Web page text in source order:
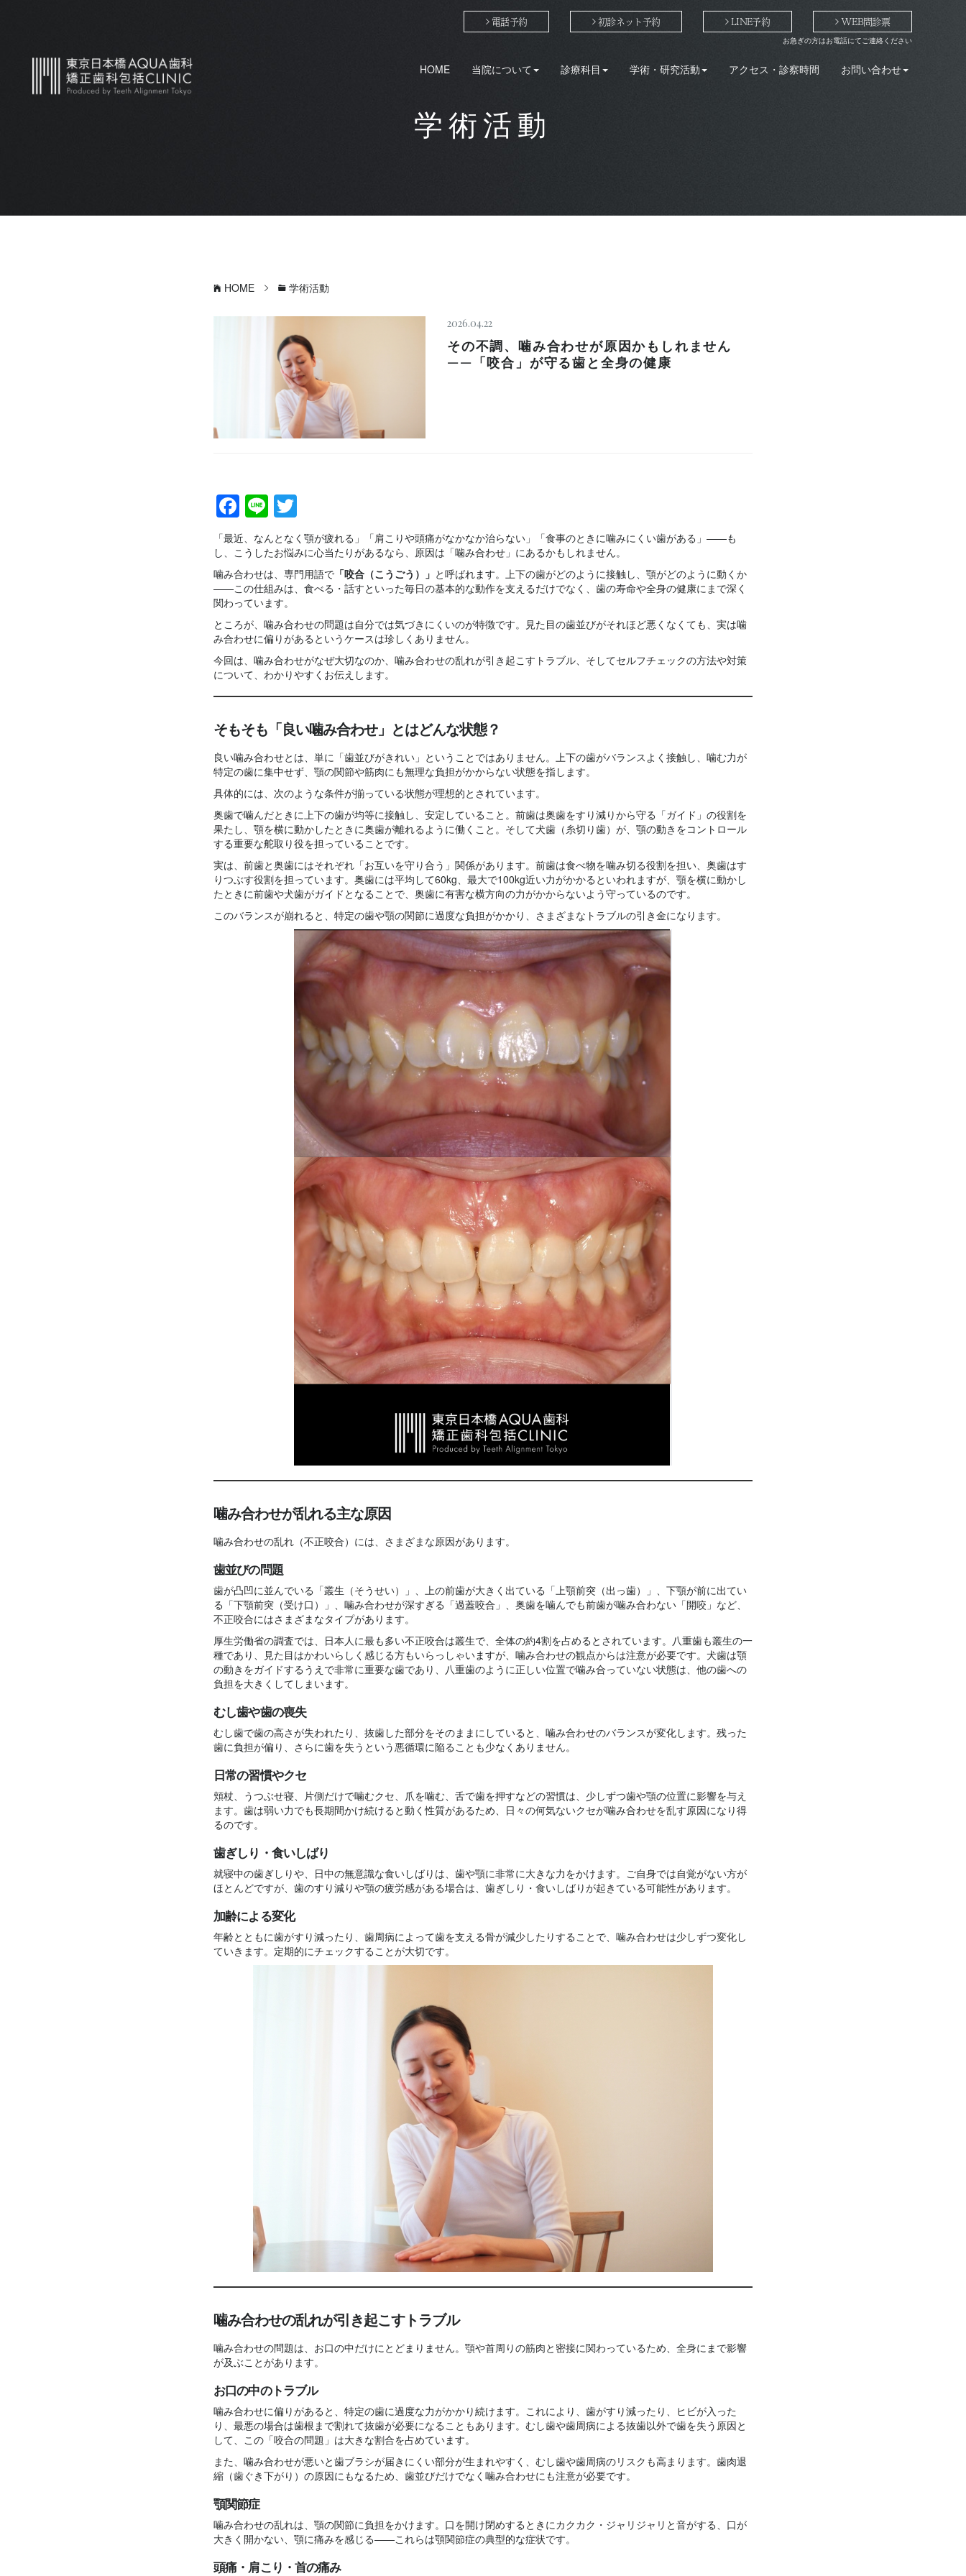
電話予約 初診ネット予約 LINE予約 WEB問診票
お急ぎの方はお電話にてご連絡ください
HOME 当院について 診療科目 学術・研究活動 アクセス・診察時間 お問い合わせ
学術活動
HOME 学術活動
2026.04.22
その不調、噛み合わせが原因かもしれません
——「咬合」が守る歯と全身の健康
Facebook
Line
「最近、なんとなく顎が疲れる」「肩こりや頭痛がなかなか治らない」「食事のときに噛みにくい歯がある」——も
し、こうしたお悩みに心当たりがあるなら、原因は「噛み合わせ」にあるかもしれません。
噛み合わせは、専門用語で 「咬合（こうごう）」 と呼ばれます。上下の歯がどのように接触し、顎がどのように動くか
——この仕組みは、食べる・話すといった毎日の基本的な動作を支えるだけでなく、歯の寿命や全身の健康にまで深く
関わっています。
ところが、噛み合わせの問題は自分では気づきにくいのが特徴です。見た目の歯並びがそれほど悪くなくても、実は噛
み合わせに偏りがあるというケースは珍しくありません。
今回は、噛み合わせがなぜ大切なのか、噛み合わせの乱れが引き起こすトラブル、そしてセルフチェックの方法や対策
について、わかりやすくお伝えします。
そもそも「良い噛み合わせ」とはどんな状態？
良い噛み合わせとは、単に「歯並びがきれい」ということではありません。上下の歯がバランスよく接触し、噛む力が
特定の歯に集中せず、顎の関節や筋肉にも無理な負担がかからない状態を指します。
具体的には、次のような条件が揃っている状態が理想的とされています。
奥歯で噛んだときに上下の歯が均等に接触し、安定していること。前歯は奥歯をすり減りから守る「ガイド」の役割を
果たし、顎を横に動かしたときに奥歯が離れるように働くこと。そして犬歯（糸切り歯）が、顎の動きをコントロール
する重要な舵取り役を担っていることです。
実は、前歯と奥歯にはそれぞれ「お互いを守り合う」関係があります。前歯は食べ物を噛み切る役割を担い、奥歯はす
りつぶす役割を担っています。奥歯には平均して60kg、最大で100kg近い力がかかるといわれますが、顎を横に動かし
たときに前歯や犬歯がガイドとなることで、奥歯に有害な横方向の力がかからないよう守っているのです。
このバランスが崩れると、特定の歯や顎の関節に過度な負担がかかり、さまざまなトラブルの引き金になります。
噛み合わせが乱れる主な原因
噛み合わせの乱れ（不正咬合）には、さまざまな原因があります。
歯並びの問題
歯が凸凹に並んでいる「叢生（そうせい）」、上の前歯が大きく出ている「上顎前突（出っ歯）」、下顎が前に出てい
る「下顎前突（受け口）」、噛み合わせが深すぎる「過蓋咬合」、奥歯を噛んでも前歯が噛み合わない「開咬」など、
不正咬合にはさまざまなタイプがあります。
厚生労働省の調査では、日本人に最も多い不正咬合は叢生で、全体の約4割を占めるとされています。八重歯も叢生の一
種であり、見た目はかわいらしく感じる方もいらっしゃいますが、噛み合わせの観点からは注意が必要です。犬歯は顎
の動きをガイドするうえで非常に重要な歯であり、八重歯のように正しい位置で噛み合っていない状態は、他の歯への
負担を大きくしてしまいます。
むし歯や歯の喪失
むし歯で歯の高さが失われたり、抜歯した部分をそのままにしていると、噛み合わせのバランスが変化します。残った
歯に負担が偏り、さらに歯を失うという悪循環に陥ることも少なくありません。
日常の習慣やクセ
頬杖、うつぶせ寝、片側だけで噛むクセ、爪を噛む、舌で歯を押すなどの習慣は、少しずつ歯や顎の位置に影響を与え
ます。歯は弱い力でも長期間かけ続けると動く性質があるため、日々の何気ないクセが噛み合わせを乱す原因になり得
るのです。
歯ぎしり・食いしばり
就寝中の歯ぎしりや、日中の無意識な食いしばりは、歯や顎に非常に大きな力をかけます。ご自身では自覚がない方が
ほとんどですが、歯のすり減りや顎の疲労感がある場合は、歯ぎしり・食いしばりが起きている可能性があります。
加齢による変化
年齢とともに歯がすり減ったり、歯周病によって歯を支える骨が減少したりすることで、噛み合わせは少しずつ変化し
ていきます。定期的にチェックすることが大切です。
噛み合わせの乱れが引き起こすトラブル
噛み合わせの問題は、お口の中だけにとどまりません。顎や首周りの筋肉と密接に関わっているため、全身にまで影響
が及ぶことがあります。
お口の中のトラブル
噛み合わせに偏りがあると、特定の歯に過度な力がかかり続けます。これにより、歯がすり減ったり、ヒビが入った
り、最悪の場合は歯根まで割れて抜歯が必要になることもあります。むし歯や歯周病による抜歯以外で歯を失う原因と
して、この「咬合の問題」は大きな割合を占めています。
また、噛み合わせが悪いと歯ブラシが届きにくい部分が生まれやすく、むし歯や歯周病のリスクも高まります。歯肉退
縮（歯ぐき下がり）の原因にもなるため、歯並びだけでなく噛み合わせにも注意が必要です。
顎関節症
噛み合わせの乱れは、顎の関節に負担をかけます。口を開け閉めするときにカクカク・ジャリジャリと音がする、口が
大きく開かない、顎に痛みを感じる——これらは顎関節症の典型的な症状です。
頭痛・肩こり・首の痛み